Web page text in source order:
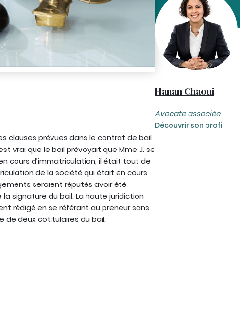
clauses prévues dans le contrat de bail
vrai que le bail prévoyait que Mme J. se
cours d’immatriculation, il était tout de
de la société qui était en cours
seraient réputés avoir été
signature du bail. La haute juridiction
rédigé en se référant au preneur sans
de deux cotitulaires du bail.
Hanan Chaoui
Avocate associée
Découvrir son profil